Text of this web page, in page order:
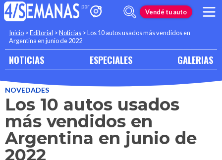
Vendé tu auto
Inicio >Editorial >Noticias >Los 10 autos usados más vendidos en
Argentina en junio de 2022
NOTICIAS ESPECIALES GALERIAS
NOVEDADES
Los 10 autos usados
más vendidos en
Argentina en junio de
2022